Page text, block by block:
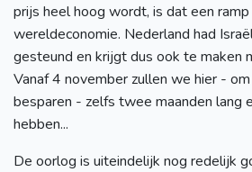
prijs heel hoog wordt, is dat een
wereldeconomie. Nederland had
gesteund en krijgt dus ook te maken
Vanaf 4 november zullen we hier -
besparen - zelfs twee maanden lang
hebben...
De oorlog is uiteindelijk nog redelijk